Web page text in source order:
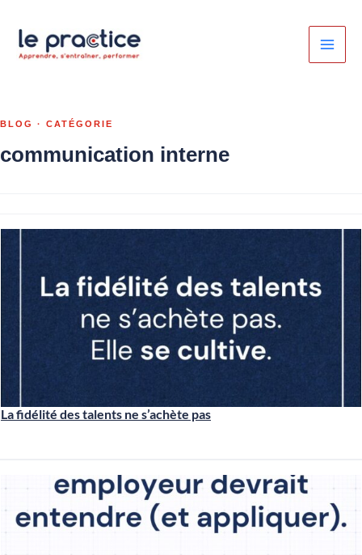
contenu
communication interne
La fidélité des talents ne s’achète pas